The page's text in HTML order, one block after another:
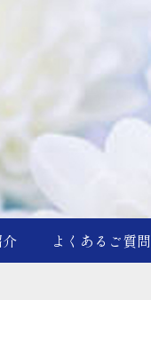
よくあるご質問